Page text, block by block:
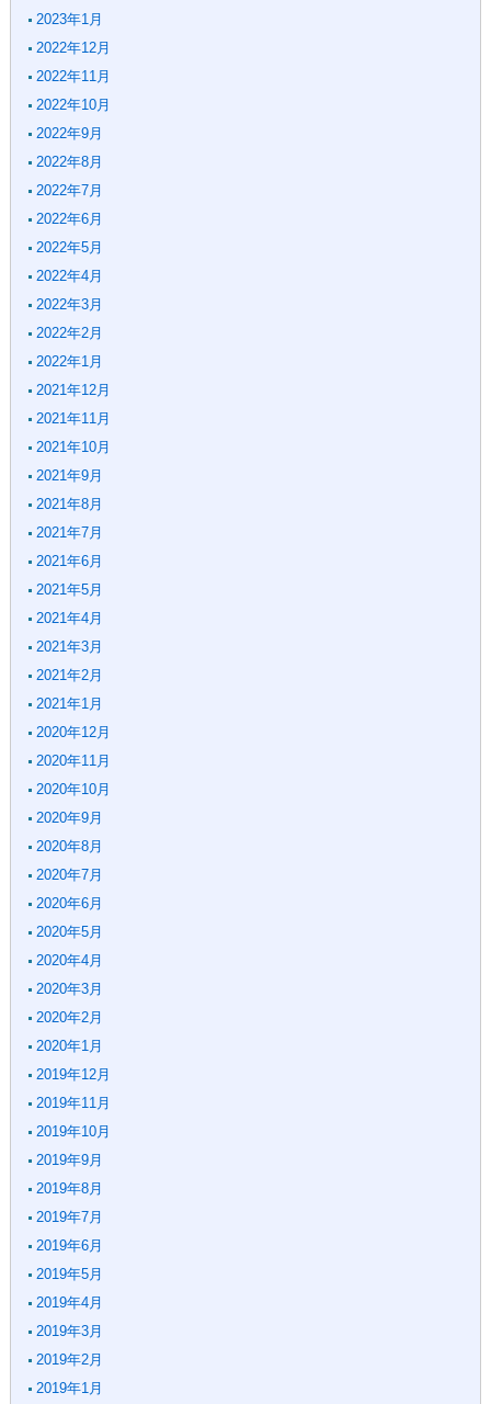
2023年1月
2022年12月
2022年11月
2022年10月
2022年9月
2022年8月
2022年7月
2022年6月
2022年5月
2022年4月
2022年3月
2022年2月
2022年1月
2021年12月
2021年11月
2021年10月
2021年9月
2021年8月
2021年7月
2021年6月
2021年5月
2021年4月
2021年3月
2021年2月
2021年1月
2020年12月
2020年11月
2020年10月
2020年9月
2020年8月
2020年7月
2020年6月
2020年5月
2020年4月
2020年3月
2020年2月
2020年1月
2019年12月
2019年11月
2019年10月
2019年9月
2019年8月
2019年7月
2019年6月
2019年5月
2019年4月
2019年3月
2019年2月
2019年1月